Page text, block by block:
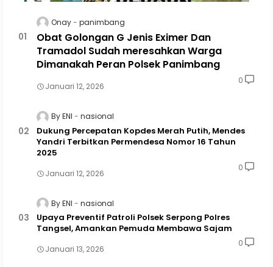
Onay panimbang
Obat Golongan G Jenis Eximer Dan
Tramadol Sudah meresahkan Warga
Dimanakah Peran Polsek Panimbang
Januari 12, 2026
0
By ENI nasional
Dukung Percepatan Kopdes Merah Putih, Mendes
Yandri Terbitkan Permendesa Nomor 16 Tahun
2025
Januari 12, 2026
0
By ENI nasional
Upaya Preventif Patroli Polsek Serpong Polres
Tangsel, Amankan Pemuda Membawa Sajam
Januari 13, 2026
0